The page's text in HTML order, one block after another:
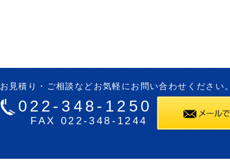
お見積り・ご相談などお気軽にお問い合わせください。
022-348-1250
FAX 022-348-1244